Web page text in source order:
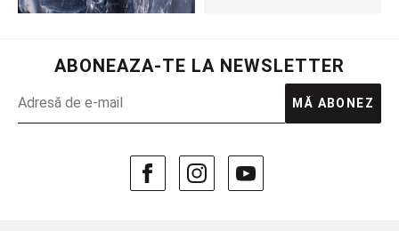
ABONEAZA-TE LA NEWSLETTER
MĂ ABONEZ